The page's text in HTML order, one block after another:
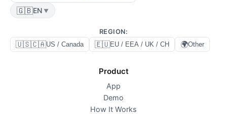
🇬🇧EN ▼
REGION:
🇺🇸🇨🇦US / Canada 🇪🇺EU / EEA / UK / CH 🌍Other
Product
App
Demo
How It Works